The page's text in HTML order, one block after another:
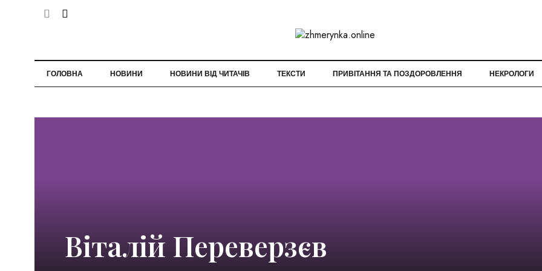
ГОЛОВНА НОВИНИ НОВИНИ ВІД ЧИТАЧІВ ТЕКСТИ ПРИВІТАННЯ ТА ПОЗДОРОВЛЕННЯ НЕКРОЛОГИ
Віталій Переверзєв